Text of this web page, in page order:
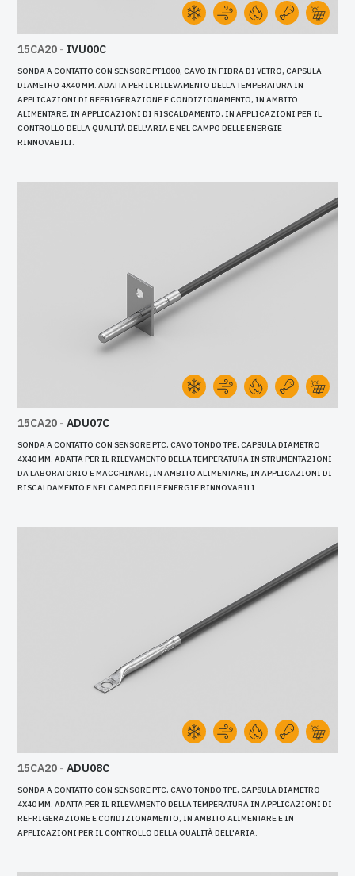
15CA20 - IVU00C
SONDA A CONTATTO CON SENSORE PT1000, CAVO IN FIBRA DI VETRO, CAPSULA
DIAMETRO 4X40 MM. ADATTA PER IL RILEVAMENTO DELLA TEMPERATURA IN
APPLICAZIONI DI REFRIGERAZIONE E CONDIZIONAMENTO, IN AMBITO
ALIMENTARE, IN APPLICAZIONI DI RISCALDAMENTO, IN APPLICAZIONI PER IL
CONTROLLO DELLA QUALITÀ DELL'ARIA E NEL CAMPO DELLE ENERGIE
RINNOVABILI.
15CA20 - ADU07C
SONDA A CONTATTO CON SENSORE PTC, CAVO TONDO TPE, CAPSULA DIAMETRO
4X40 MM. ADATTA PER IL RILEVAMENTO DELLA TEMPERATURA IN STRUMENTAZIONI
DA LABORATORIO E MACCHINARI, IN AMBITO ALIMENTARE, IN APPLICAZIONI DI
RISCALDAMENTO E NEL CAMPO DELLE ENERGIE RINNOVABILI.
15CA20 - ADU08C
SONDA A CONTATTO CON SENSORE PTC, CAVO TONDO TPE, CAPSULA DIAMETRO
4X40 MM. ADATTA PER IL RILEVAMENTO DELLA TEMPERATURA IN APPLICAZIONI DI
REFRIGERAZIONE E CONDIZIONAMENTO, IN AMBITO ALIMENTARE E IN
APPLICAZIONI PER IL CONTROLLO DELLA QUALITÀ DELL'ARIA.